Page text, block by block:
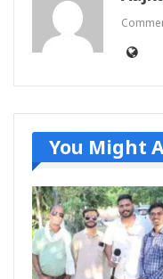
You Might